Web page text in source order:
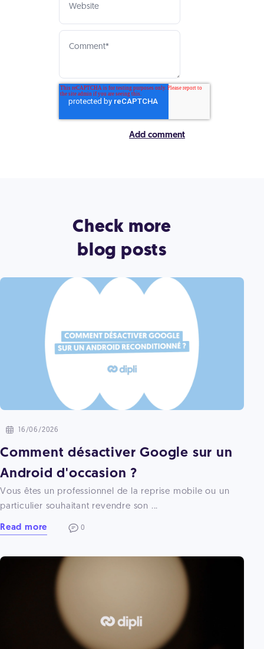
Check more
blog posts
16/06/2026
Comment désactiver Google sur un
Android d'occasion ?
Vous êtes un professionnel de la reprise mobile ou un
particulier souhaitant revendre son ...
Read more 0